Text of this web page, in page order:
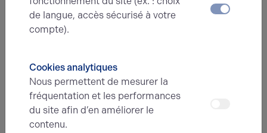
Type d'offre
Message
de langue, accès sécurisé à votre
compte).
Cookies analytiques
Nous permettent de mesurer la
fréquentation et les performances
du site afin d’en améliorer le
contenu.